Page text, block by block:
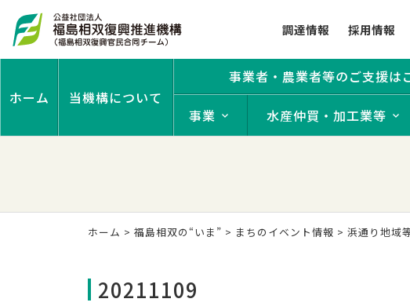
調達情報 採用情報
ホーム 当機構について
事業者・農業者等のご支援は
事業 水産仲買・加工業等
ホーム > 福島相双の“いま” > まちのイベント情報 > 浜通り地域
20211109